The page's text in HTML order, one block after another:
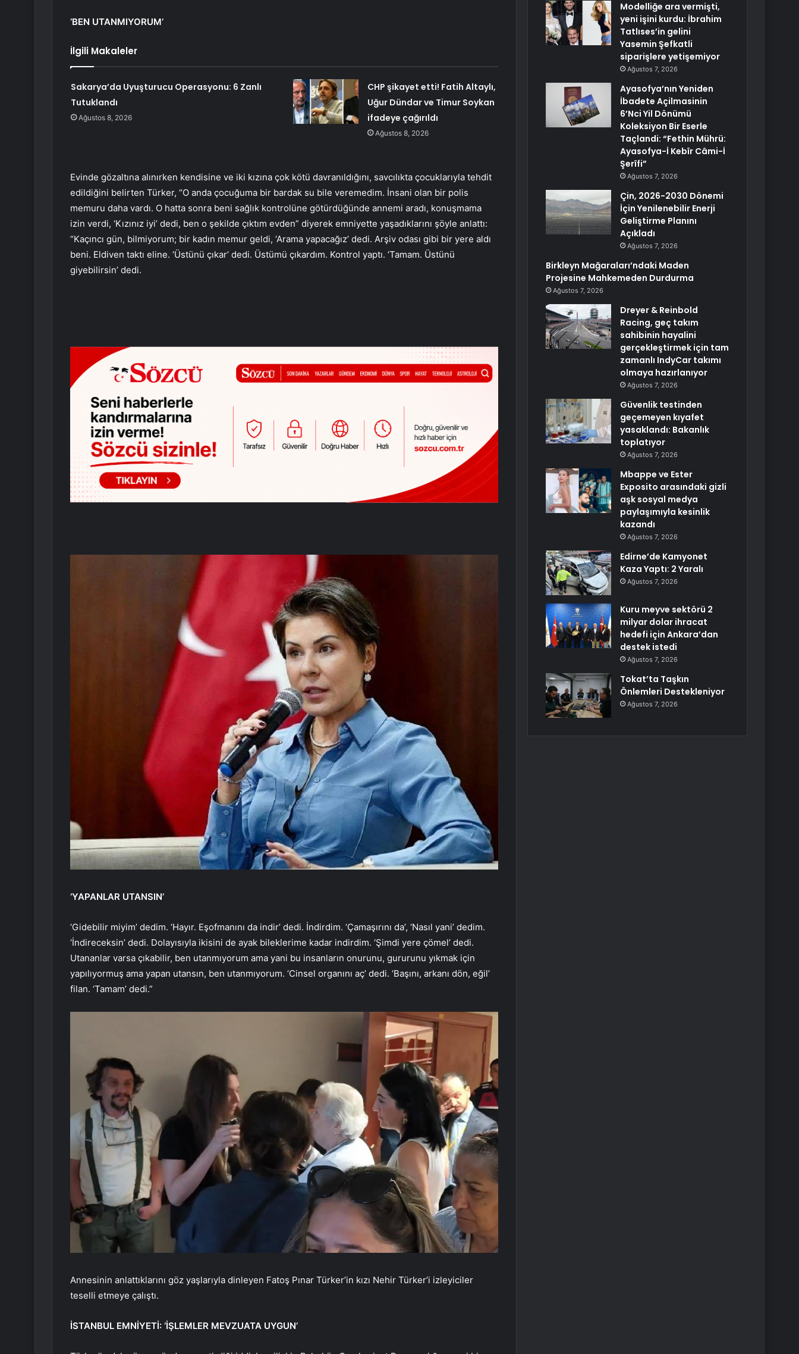
‘BEN UTANMIYORUM’
İlgili Makaleler
Sakarya’da Uyuşturucu Operasyonu: 6 Zanlı
Tutuklandı
Ağustos 8, 2026
CHP şikayet etti! Fatih Altaylı,
Uğur Dündar ve Timur Soykan
ifadeye çağırıldı
Ağustos 8, 2026
Evinde gözaltına alınırken kendisine ve iki kızına çok kötü davranıldığını, savcılıkta çocuklarıyla tehdit
edildiğini belirten Türker, “O anda çocuğuma bir bardak su bile veremedim. İnsani olan bir polis
memuru daha vardı. O hatta sonra beni sağlık kontrolüne götürdüğünde annemi aradı, konuşmama
izin verdi, ‘Kızınız iyi’ dedi, ben o şekilde çıktım evden” diyerek emniyette yaşadıklarını şöyle anlattı:
“Kaçıncı gün, bilmiyorum; bir kadın memur geldi, ‘Arama yapacağız’ dedi. Arşiv odası gibi bir yere aldı
beni. Eldiven taktı eline. ‘Üstünü çıkar’ dedi. Üstümü çıkardım. Kontrol yaptı. ‘Tamam. Üstünü
giyebilirsin’ dedi.
‘YAPANLAR UTANSIN’
‘Gidebilir miyim’ dedim. ‘Hayır. Eşofmanını da indir’ dedi. İndirdim. ‘Çamaşırını da’, ‘Nasıl yani’ dedim.
‘İndireceksin’ dedi. Dolayısıyla ikisini de ayak bileklerime kadar indirdim. ‘Şimdi yere çömel’ dedi.
Utananlar varsa çıkabilir, ben utanmıyorum ama yani bu insanların onurunu, gururunu yıkmak için
yapılıyormuş ama yapan utansın, ben utanmıyorum. ‘Cinsel organını aç’ dedi. ‘Başını, arkanı dön, eğil’
filan. ‘Tamam’ dedi.”
Annesinin anlattıklarını göz yaşlarıyla dinleyen Fatoş Pınar Türker’in kızı Nehir Türker’i izleyiciler
teselli etmeye çalıştı.
İSTANBUL EMNİYETİ: ‘İŞLEMLER MEVZUATA UYGUN’
Modelliğe ara vermişti,
yeni işini kurdu: İbrahim
Tatlıses’in gelini
Yasemin Şefkatli
siparişlere yetişemiyor
Ağustos 7, 2026
Ayasofya’nın Yeniden
İbadete Açilmasinin
6’Nci Yil Dönümü
Koleksiyon Bir Eserle
Taçlandi: “Fethin Mührü:
Ayasofya-İ Kebîr Câmi-İ
Şerîfi”
Ağustos 7, 2026
Çin, 2026-2030 Dönemi
İçin Yenilenebilir Enerji
Geliştirme Planını
Açıkladı
Ağustos 7, 2026
Birkleyn Mağaraları’ndaki Maden
Projesine Mahkemeden Durdurma
Ağustos 7, 2026
Dreyer & Reinbold
Racing, geç takım
sahibinin hayalini
gerçekleştirmek için tam
zamanlı IndyCar takımı
olmaya hazırlanıyor
Ağustos 7, 2026
Güvenlik testinden
geçemeyen kıyafet
yasaklandı: Bakanlık
toplatıyor
Ağustos 7, 2026
Mbappe ve Ester
Exposito arasındaki gizli
aşk sosyal medya
paylaşımıyla kesinlik
kazandı
Ağustos 7, 2026
Edirne’de Kamyonet
Kaza Yaptı: 2 Yaralı
Ağustos 7, 2026
Kuru meyve sektörü 2
milyar dolar ihracat
hedefi için Ankara’dan
destek istedi
Ağustos 7, 2026
Tokat’ta Taşkın
Önlemleri Destekleniyor
Ağustos 7, 2026